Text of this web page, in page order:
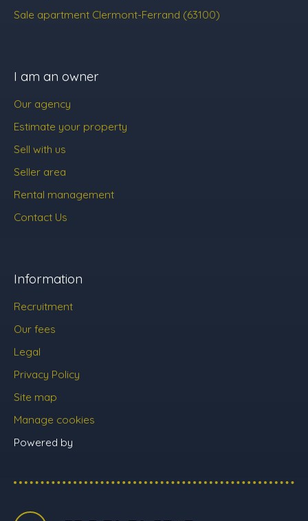
Sale apartment Clermont-Ferrand (63100)
I am an owner
Our agency
Estimate your property
Sell with us
Seller area
Rental management
Contact Us
Information
Recruitment
Our fees
Legal
Privacy Policy
Site map
Manage cookies
Powered by